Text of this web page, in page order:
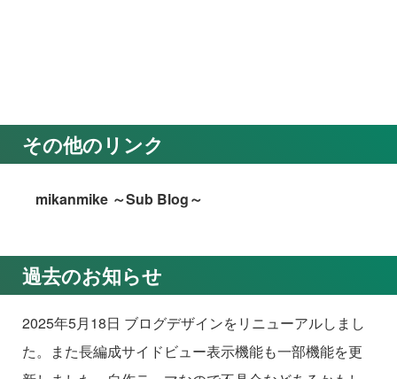
その他のリンク
mikanmike ～Sub Blog～
過去のお知らせ
2025年5月18日 ブログデザインをリニューアルしまし
た。また長編成サイドビュー表示機能も一部機能を更